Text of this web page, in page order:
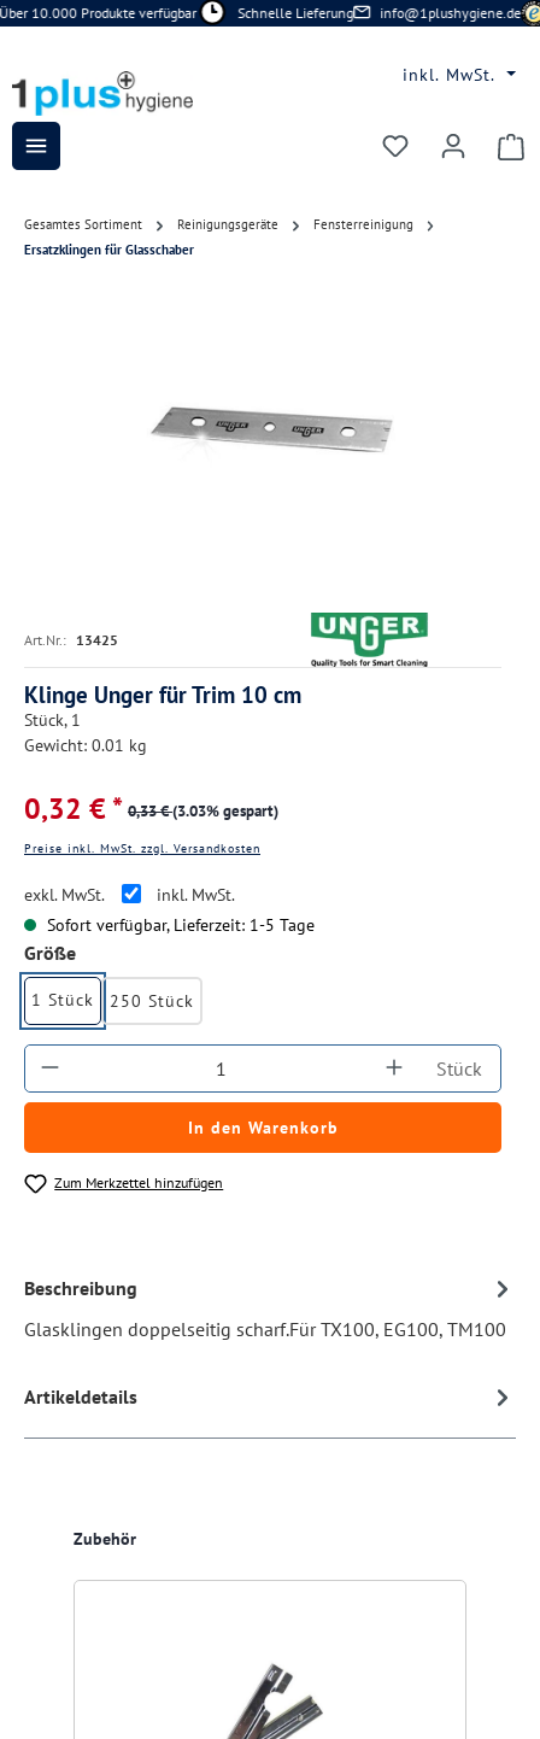
Zum Hauptinhalt springen
10.000 Produkte verfügbar Schnelle Lieferung info@1plushygiene.de
inkl. MwSt.
Du hast 0
Gesamtes Sortiment Reinigungsgeräte
Fensterreinigung
Ersatzklingen für Glasschaber
Art.Nr.: 13425
Klinge Unger für Trim 10 cm
Stück, 1
Gewicht: 0.01 kg
0,32 € * 0,33 €(3.03% gespart)
Preise inkl. MwSt. zzgl. Versandkosten
exkl. MwSt.
inkl. MwSt.
Sofort verfügbar, Lieferzeit: 1-5 Tage
Größeauswählen
1 Stück 250 Stück
Produkt Anzahl: Gib den gewünschten
Stück
In den Warenkorb
Zum Merkzettel hinzufügen
Beschreibung
Glasklingen doppelseitig scharf.Für TX100, EG100, TM100
Artikeldetails
Produktgalerie überspringen
Zubehör